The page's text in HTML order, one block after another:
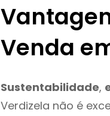
Venda
Sustentabilidade,
Verdizela não é